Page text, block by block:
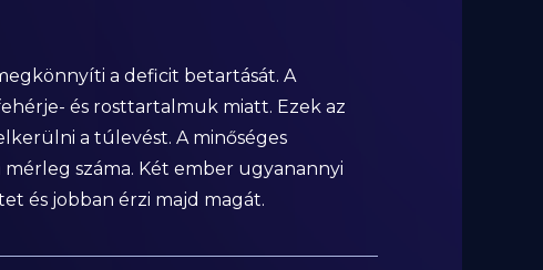
a deficit betartását. A
és rosttartalmuk miatt. Ezek az
a túlevést. A minőséges
száma. Két ember ugyanannyi
és jobban érzi majd magát.